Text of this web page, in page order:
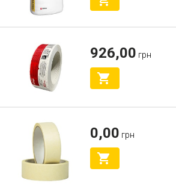
926,00 грн
0,00 грн